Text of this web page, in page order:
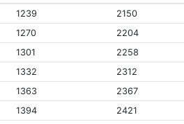
1239 2150
1270 2204
1301 2258
1332 2312
1363 2367
1394 2421